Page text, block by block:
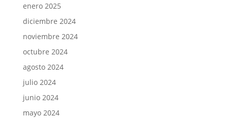
enero 2025
diciembre 2024
noviembre 2024
octubre 2024
agosto 2024
julio 2024
junio 2024
mayo 2024